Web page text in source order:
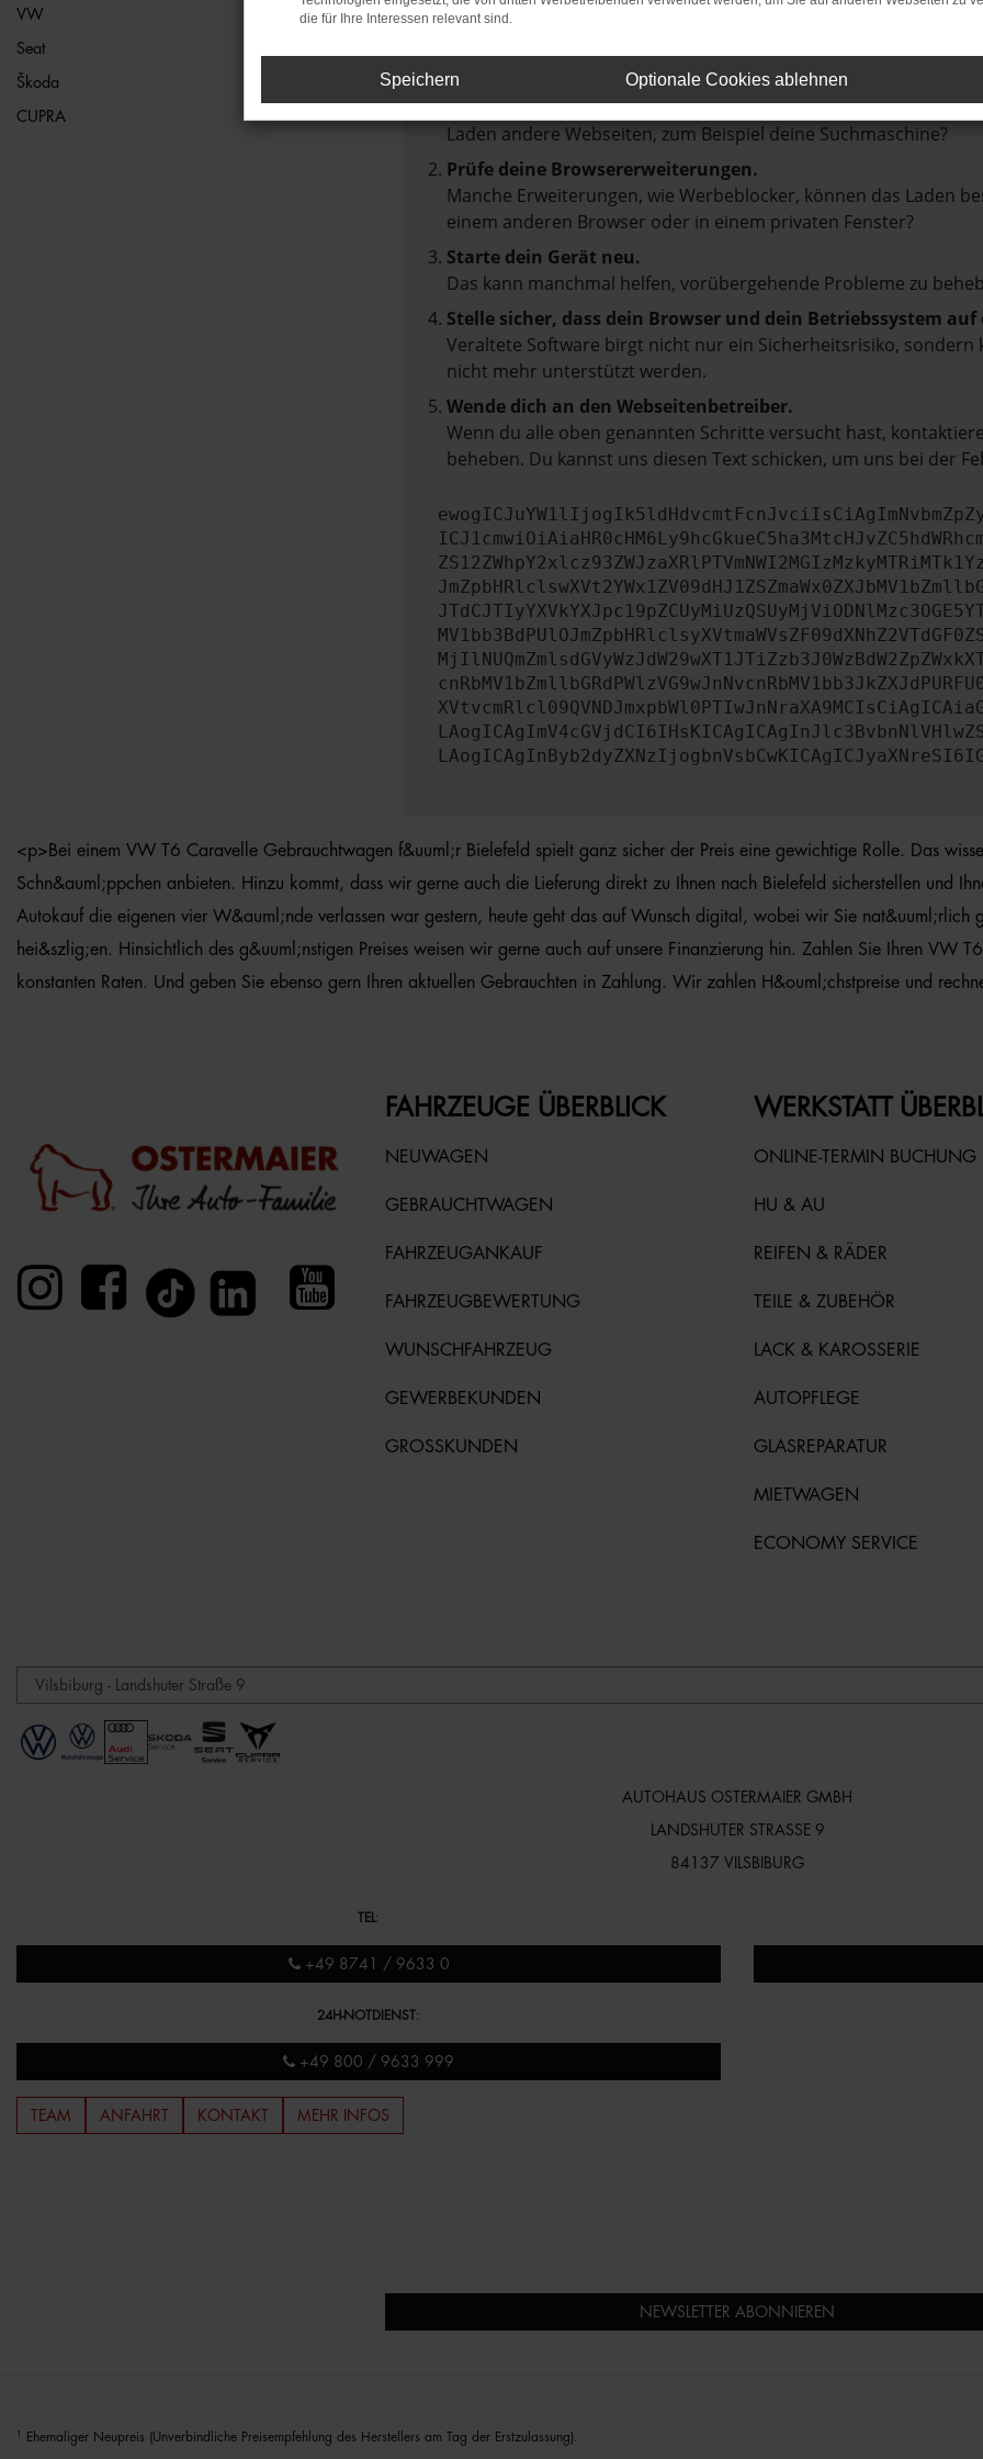
VW
Seat
Škoda
CUPRA
Hier sind ein paar Tipps, die dir helfen können:
Überprüfe deine Firewall und deine Internetverbindung.
Laden andere Webseiten, zum Beispiel deine Suchmaschine?
Prüfe deine Browsererweiterungen.
Manche Erweiterungen, wie Werbeblocker, können das Laden
einem anderen Browser oder in einem privaten Fenster?
Starte dein Gerät neu.
Das kann manchmal helfen, vorübergehende Probleme zu
Stelle sicher, dass dein Browser und dein Betriebssystem
Veraltete Software birgt nicht nur ein Sicherheitsrisiko,
nicht mehr unterstützt werden.
Wende dich an den Webseitenbetreiber.
Wenn du alle oben genannten Schritte versucht hast,
beheben. Du kannst uns diesen Text schicken, um uns bei der
<p>Bei einem VW T6 Caravelle Gebrauchtwagen f&uuml;r Bielefeld spielt ganz sicher der Preis eine gewichtige Rolle. Das
Schn&auml;ppchen anbieten. Hinzu kommt, dass wir gerne auch die Lieferung direkt zu Ihnen nach Bielefeld sicherstellen und
Autokauf die eigenen vier W&auml;nde verlassen war gestern, heute geht das auf Wunsch digital, wobei wir Sie nat&uuml;rlich
hei&szlig;en. Hinsichtlich des g&uuml;nstigen Preises weisen wir gerne auch auf unsere Finanzierung hin. Zahlen Sie Ihren VW
konstanten Raten. Und geben Sie ebenso gern Ihren aktuellen Gebrauchten in Zahlung. Wir zahlen H&ouml;chstpreise und
FAHRZEUGE ÜBERBLICK
NEUWAGEN
GEBRAUCHTWAGEN
FAHRZEUGANKAUF
FAHRZEUGBEWERTUNG
WUNSCHFAHRZEUG
GEWERBEKUNDEN
GROSSKUNDEN
WERKSTATT
ONLINE-TERMIN BUCHUNG
HU & AU
REIFEN & RÄDER
TEILE & ZUBEHÖR
LACK & KAROSSERIE
AUTOPFLEGE
GLASREPARATUR
MIETWAGEN
ECONOMY SERVICE
AUTOHAUS OSTERMAIER GMBH
LANDSHUTER STRASSE 9
84137 VILSBIBURG
TEL :
+49 8741 / 9633 0
24H-NOTDIENST:
+49 800 / 9633 999
TEAM ANFAHRT KONTAKT MEHR INFOS
NEWSLETTER ABONNIEREN
Ehemaliger Neupreis (Unverbindliche Preisempfehlung des Herstellers am Tag der Erstzulassung).
die für Ihre Interessen relevant sind.
Speichern Optionale Cookies ablehnen